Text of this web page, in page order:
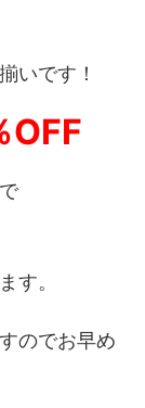
いです！
OFF
す。
のでお早め